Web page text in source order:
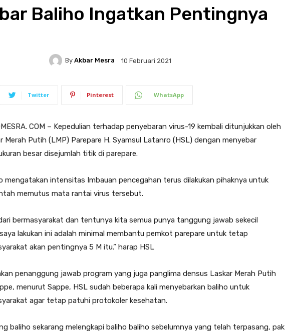
Baliho Ingatkan Pentingnya
By Akbar Mesra 10 Februari 2021
Twitter Pinterest WhatsApp
COM – Kepedulian terhadap penyebaran virus-19 kembali ditunjukkan oleh
Merah Putih (LMP) Parepare H. Syamsul Latanro (HSL) dengan menyebar
besar disejumlah titik di parepare.
mengatakan intensitas Imbauan pencegahan terus dilakukan pihaknya untuk
memutus mata rantai virus tersebut.
bermasyarakat dan tentunya kita semua punya tanggung jawab sekecil
lakukan ini adalah minimal membantu pemkot parepare untuk tetap
akan pentingnya 5 M itu.” harap HSL
penanggung jawab program yang juga panglima densus Laskar Merah Putih
menurut Sappe, HSL sudah beberapa kali menyebarkan baliho untuk
agar tetap patuhi protokoler kesehatan.
baliho sekarang melengkapi baliho baliho sebelumnya yang telah terpasang, pak